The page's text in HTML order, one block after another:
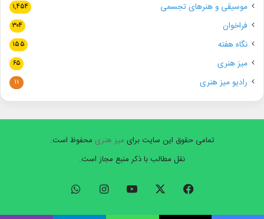
موسیقی و هنرهای تجسمی ۱,۴۵۴
فراخوان ۳۰۴
نگاه هفته ۱۵۵
میز هنری ۶۵
رادیو میز هنری ۱۱
تمامی حقوق این سایت برای میز هنری محفوظ است.
نقل مطالب با ذکر منبع مجاز است.
فیسبوک ایکس یوتیوب اینستاگرام